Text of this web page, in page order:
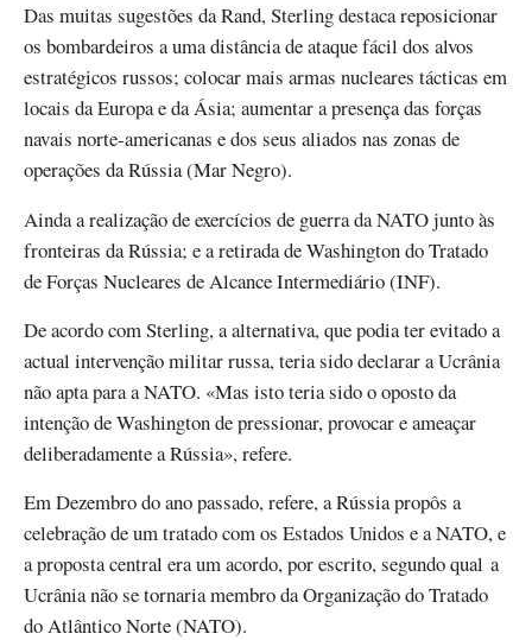
Das muitas sugestões da Rand, Sterling destaca reposicionar
os bombardeiros a uma distância de ataque fácil dos alvos
estratégicos russos; colocar mais armas nucleares tácticas em
locais da Europa e da Ásia; aumentar a presença das forças
navais norte-americanas e dos seus aliados nas zonas de
operações da Rússia (Mar Negro).
Ainda a realização de exercícios de guerra da NATO junto às
fronteiras da Rússia; e a retirada de Washington do Tratado
de Forças Nucleares de Alcance Intermediário (INF).
De acordo com Sterling, a alternativa, que podia ter evitado a
actual intervenção militar russa, teria sido declarar a Ucrânia
não apta para a NATO. «Mas isto teria sido o oposto da
intenção de Washington de pressionar, provocar e ameaçar
deliberadamente a Rússia», refere.
Em Dezembro do ano passado, refere, a Rússia propôs a
celebração de um tratado com os Estados Unidos e a NATO, e
a proposta central era um acordo, por escrito, segundo qual a
Ucrânia não se tornaria membro da Organização do Tratado
do Atlântico Norte (NATO).